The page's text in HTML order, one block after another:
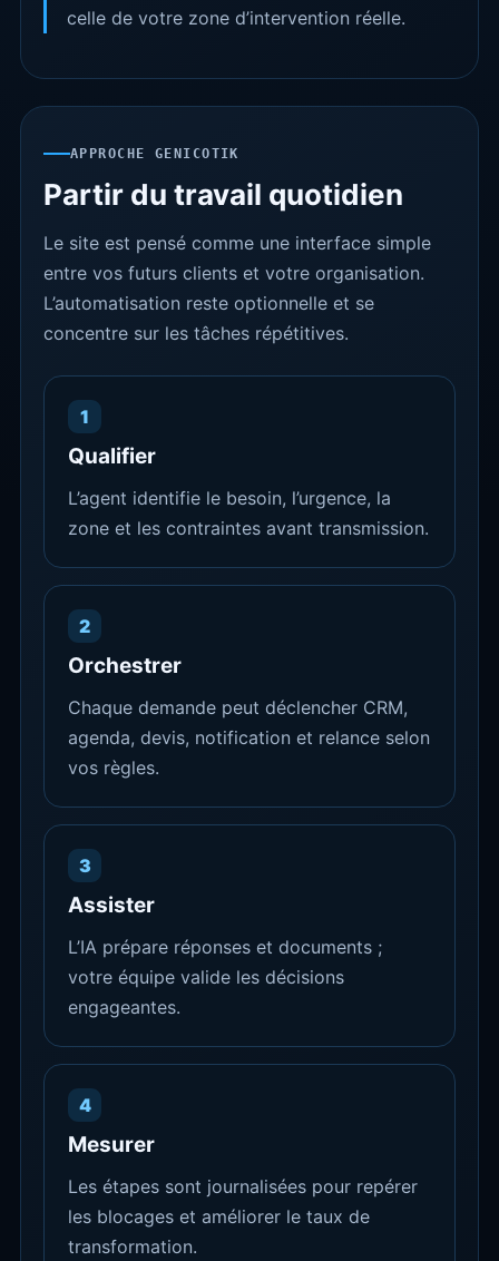
celle de votre zone d’intervention réelle.
APPROCHE GENICOTIK
Partir du travail quotidien
Le site est pensé comme une interface simple
entre vos futurs clients et votre organisation.
L’automatisation reste optionnelle et se
concentre sur les tâches répétitives.
1
Qualifier
L’agent identifie le besoin, l’urgence, la
zone et les contraintes avant transmission.
2
Orchestrer
Chaque demande peut déclencher CRM,
agenda, devis, notification et relance selon
vos règles.
3
Assister
L’IA prépare réponses et documents ;
votre équipe valide les décisions
engageantes.
4
Mesurer
Les étapes sont journalisées pour repérer
les blocages et améliorer le taux de
transformation.